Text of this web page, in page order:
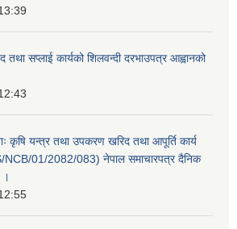
तथा सप्लाई कार्यको शिलवन्दी दरभाउपत्र आह्वानको
कृषि यन्त्र तथा उपकरण खरिद तथा आपूर्ति कार्य
01/2082/083) नेपाल समाचारपत्र दैनिक
।